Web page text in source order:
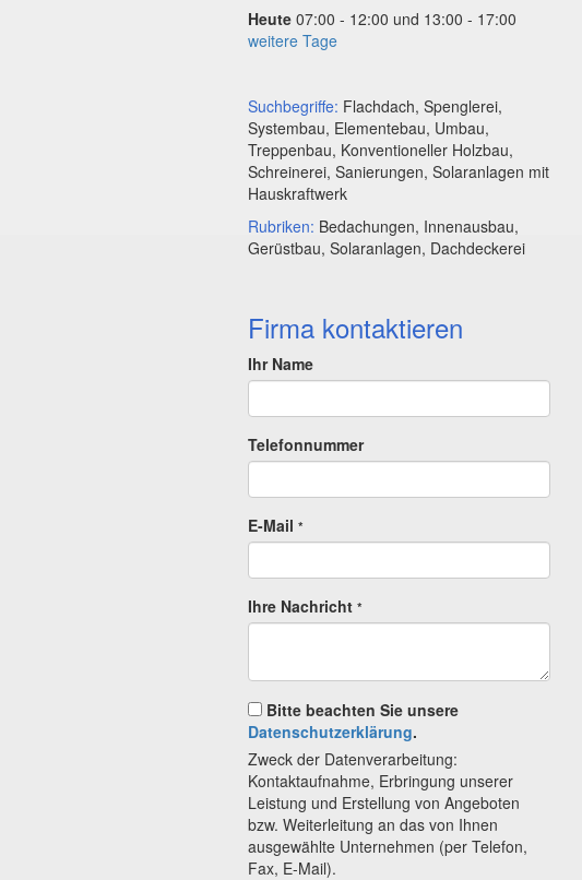
Heute 07:00 - 12:00 und 13:00 - 17:00
weitere Tage
Suchbegriffe: Flachdach, Spenglerei,
Systembau, Elementebau, Umbau,
Treppenbau, Konventioneller Holzbau,
Schreinerei, Sanierungen, Solaranlagen mit
Hauskraftwerk
Rubriken: Bedachungen, Innenausbau,
Gerüstbau, Solaranlagen, Dachdeckerei
Firma kontaktieren
Ihr Name
Telefonnummer
E-Mail *
Ihre Nachricht *
Bitte beachten Sie unsere
Datenschutzerklärung.
Zweck der Datenverarbeitung:
Kontaktaufnahme, Erbringung unserer
Leistung und Erstellung von Angeboten
bzw. Weiterleitung an das von Ihnen
ausgewählte Unternehmen (per Telefon,
Fax, E-Mail).